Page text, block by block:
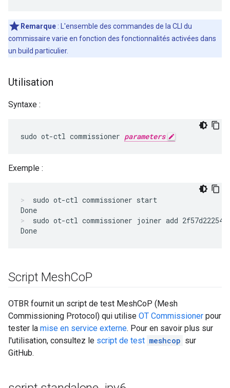
Remarque : L'ensemble des commandes de la CLI du
commissaire varie en fonction des fonctionnalités activées dans
un build particulier.
Utilisation
Syntaxe :
sudo ot-ctl commissioner parameters
Exemple :
sudo ot-ctl commissioner start
sudo ot-ctl commissioner joiner add
Script MeshCoP
OTBR fournit un script de test MeshCoP (Mesh
Commissioning Protocol) qui utilise OT Commissioner pour
tester la mise en service externe. Pour en savoir plus sur
l'utilisation, consultez le script de test meshcop sur
GitHub.